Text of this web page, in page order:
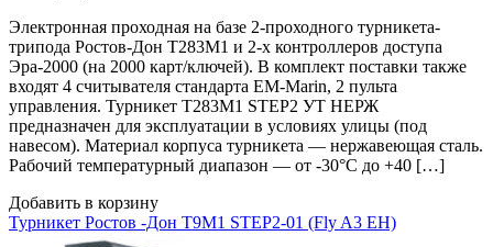
Электронная проходная на базе 2-проходного турникета-
трипода Ростов-Дон Т283М1 и 2-х контроллеров доступа
Эра-2000 (на 2000 карт/ключей). В комплект поставки также
входят 4 считывателя стандарта EM-Marin, 2 пульта
управления. Турникет Т283М1 STEP2 УТ НЕРЖ
предназначен для эксплуатации в условиях улицы (под
навесом). Материал корпуса турникета — нержавеющая сталь.
Рабочий температурный диапазон — от -30°C до +40 […]
Добавить в корзину
Турникет Ростов -Дон Т9М1 STEP2-01 (Fly A3 EH)